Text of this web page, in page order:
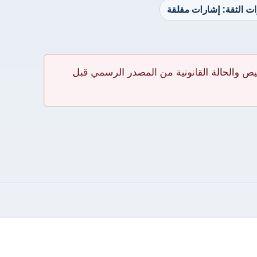
الثقة: إشارات مقلقة
والحالة القانونية من المصدر الرسمي قبل